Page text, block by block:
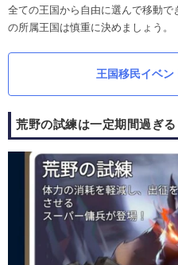
全ての王国から自由に選んで移動
の所属王国は慎重に決めましょう。
王国移民イベン
荒野の試練は一定期間過ぎ